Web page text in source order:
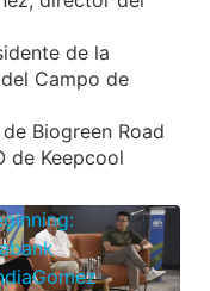
de la
Campo de
Biogreen Road
de Keepcool